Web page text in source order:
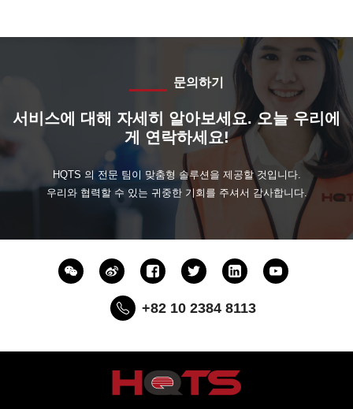
문의하기
서비스에 대해 자세히 알아보세요. 오늘 우리에
게 연락하세요!
HQTS 의 전문 팀이 맞춤형 솔루션을 제공할 것입니다.
우리와 협력할 수 있는 귀중한 기회를 주셔서 감사합니다.
+82 10 2384 8113